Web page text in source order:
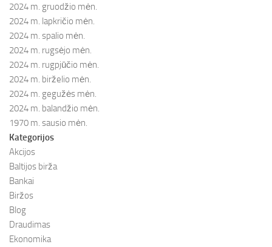
2024 m. gruodžio mėn.
2024 m. lapkričio mėn.
2024 m. spalio mėn.
2024 m. rugsėjo mėn.
2024 m. rugpjūčio mėn.
2024 m. birželio mėn.
2024 m. gegužės mėn.
2024 m. balandžio mėn.
1970 m. sausio mėn.
Kategorijos
Akcijos
Baltijos birža
Bankai
Biržos
Blog
Draudimas
Ekonomika